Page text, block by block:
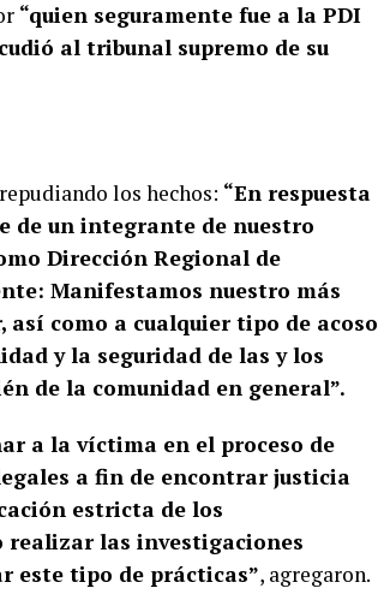
“quien seguramente fue a la PDI
al tribunal supremo de su
los hechos: “En respuesta
de un integrante de nuestro
Dirección Regional de
Manifestamos nuestro más
así como a cualquier tipo de acoso
y la seguridad de las y los
de la comunidad en general”.
a la víctima en el proceso de
a fin de encontrar justicia
estricta de los
las investigaciones
este tipo de prácticas”, agregaron.